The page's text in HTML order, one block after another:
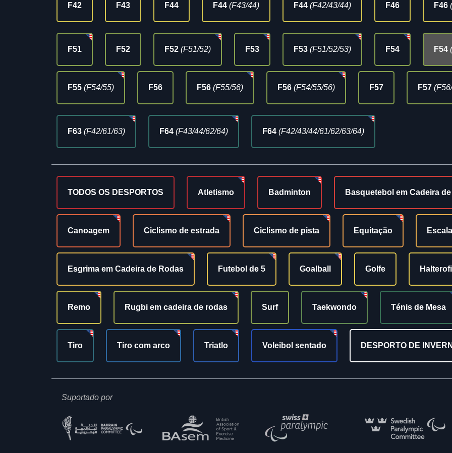
F42 F43 F44 F44 (F43/44) F44 (F42/43/44) F46 F46
F51 F52 F52 (F51/52) F53 F53 (F51/52/53) F54 F54
F55 (F54/55) F56 F56 (F55/56) F56 (F54/55/56) F57 F57
F63 (F42/61/63) F64 (F43/44/62/64) F64 (F42/43/44/61/62/63/64)
TODOS OS DESPORTOS Atletismo Badminton Basquetebol em Cadeira
Canoagem Ciclismo de estrada Ciclismo de pista Equitação
Esgrima em Cadeira de Rodas Futebol de 5 Goalball Golfe
Remo Rugbi em cadeira de rodas Surf Taekwondo Ténis de Mesa
Tiro Tiro com arco Triatlo Voleibol sentado DESPORTO DE
Suportado por